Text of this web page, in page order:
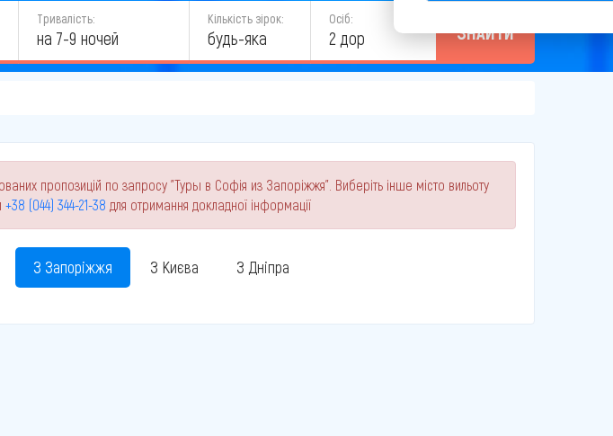
Тривалість:
на 7-9 ночей
Кількість зірок:
будь-яка
Осіб:
2 дор ЗНАЙТИ
пропозицій по запросу "Туры в Софія из Запоріжжя". Виберіть інше місто вильоту
+38 (044) 344-21-38 для отримання докладної інформації
З Запоріжжя З Києва З Дніпра